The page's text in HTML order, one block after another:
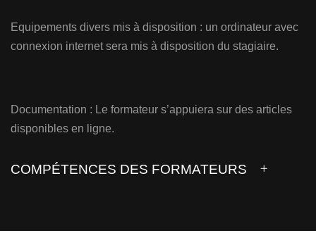
Equipements divers mis à disposition : un ordinateur avec
connexion internet sera mis à disposition du stagiaire.
Documentation : Le formateur s’appuiera sur des articles
disponibles en ligne.
COMPÉTENCES DES FORMATEURS